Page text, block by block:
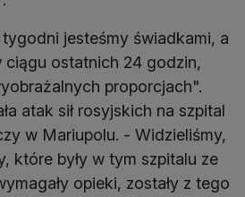
jesteśmy świadkami, a
ciągu ostatnich 24 godzin,
proporcjach".
atak sił rosyjskich na szpital
w Mariupolu. - Widzieliśmy,
które były w tym szpitalu ze
opieki, zostały z tego